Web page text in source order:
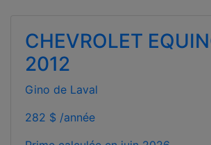
CHEVROLET
2012
Gino de Laval
282 $ /année